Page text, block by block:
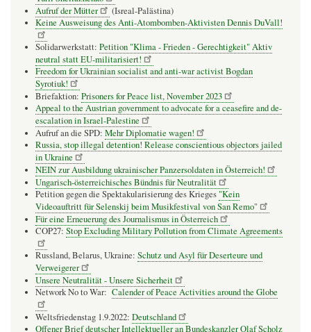
Aufruf der Mütter
(Isreal-Palästina)
Keine Ausweisung des Anti-Atombomben-Aktivisten Dennis DuVall!
Solidarwerkstatt: Petition "Klima - Frieden - Gerechtigkeit" Aktiv
neutral statt EU-militarisiert!
Freedom for Ukrainian socialist and anti-war activist Bogdan
Syrotiuk!
Briefaktion: Prisoners for Peace list, November 2023
Appeal to the Austrian government to advocate for a ceasefire and de-
escalation in Israel-Palestine
Aufruf an die SPD: Mehr Diplomatie wagen!
Russia, stop illegal detention! Release conscientious objectors jailed
in Ukraine
NEIN zur Ausbildung ukrainischer Panzersoldaten in Österreich!
Ungarisch-österreichisches Bündnis für Neutralität
Petition gegen die Spektakularisierung des Krieges "Kein
Videoauftritt für Selenskij beim Musikfestival von San Remo"
Für eine Erneuerung des Journalismus in Österreich
COP27: Stop Excluding Military Pollution from Climate Agreements
Russland, Belarus, Ukraine: Schutz und Asyl für Deserteure und
Verweigerer
Unsere Neutralität - Unsere Sicherheit
Network No to War: Calender of Peace Activities around the Globe
Weltsfriedenstag 1.9.2022: Deutschland
Offener Brief deutscher Intellektueller an Bundeskanzler Olaf Scholz